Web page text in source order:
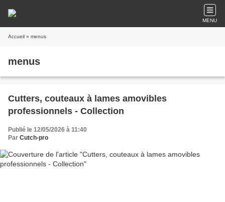
MENU
Accueil » menus
menus
Cutters, couteaux à lames amovibles
professionnels - Collection
Publié le 12/05/2026 à 11:40
Par Cutch-pro